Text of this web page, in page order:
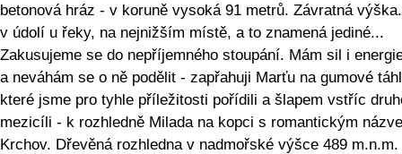
betonová hráz - v koruně vysoká 91 metrů. Závratná
v údolí u řeky, na nejnižším místě, a to znamená jediné...
Zakusujeme se do nepříjemného stoupání. Mám sil i
a neváhám se o ně podělit - zapřahuji Marťu na gumové
které jsme pro tyhle příležitosti pořídili a šlapem vstříc
mezicíli - k rozhledně Milada na kopci s romantickým
Krchov. Dřevěná rozhledna v nadmořské výšce 489